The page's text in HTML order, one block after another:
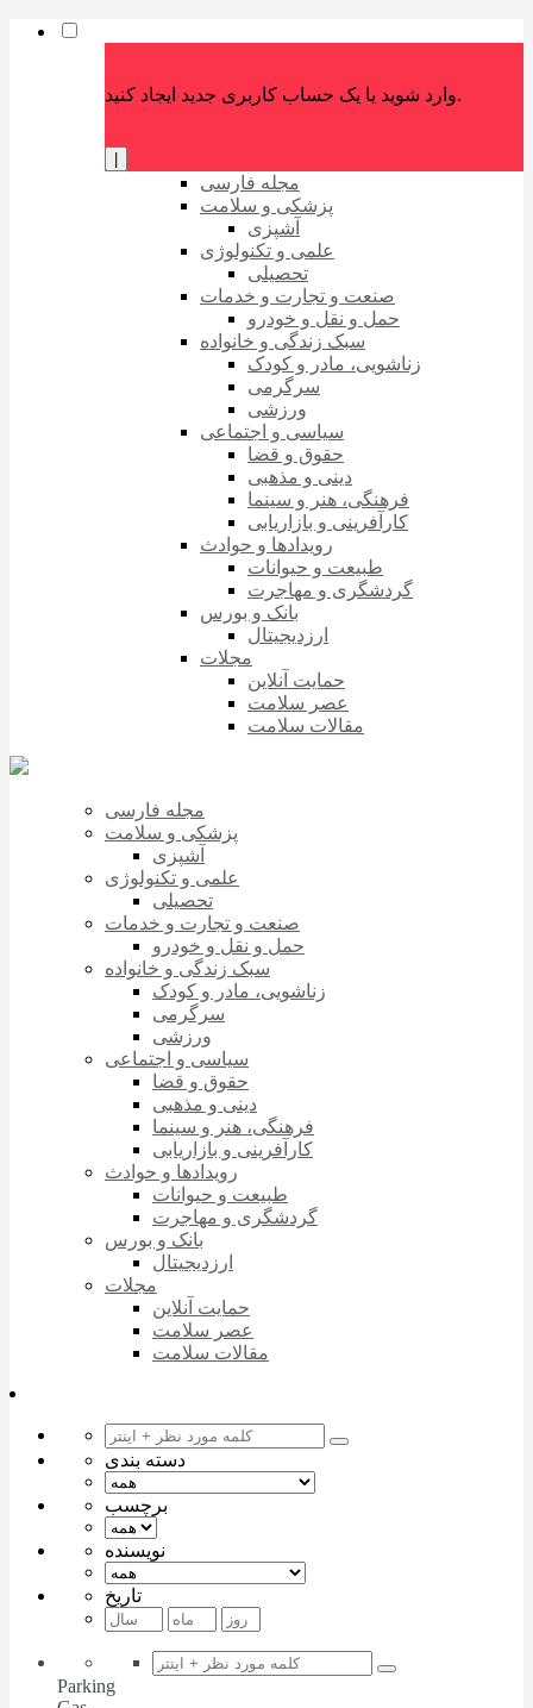
وارد شوید یا یک حساب کاربری جدید ایجاد کنید.
مجله فارسی
پزشکی و سلامت
آشپزی
علمی و تکنولوژی
تحصیلی
صنعت و تجارت و خدمات
حمل و نقل و خودرو
سبک زندگی و خانواده
زناشویی، مادر و کودک
سرگرمی
ورزشی
سیاسی و اجتماعی
حقوق و قضا
دینی و مذهبی
فرهنگی، هنر و سینما
کارآفرینی و بازاریابی
رویدادها و حوادث
طبیعت و حیوانات
گردشگری و مهاجرت
بانک و بورس
ارزدیجیتال
مجلات
حمایت آنلاین
عصر سلامت
مقالات سلامت
مجله فارسی
پزشکی و سلامت
آشپزی
علمی و تکنولوژی
تحصیلی
صنعت و تجارت و خدمات
حمل و نقل و خودرو
سبک زندگی و خانواده
زناشویی، مادر و کودک
سرگرمی
ورزشی
سیاسی و اجتماعی
حقوق و قضا
دینی و مذهبی
فرهنگی، هنر و سینما
کارآفرینی و بازاریابی
رویدادها و حوادث
طبیعت و حیوانات
گردشگری و مهاجرت
بانک و بورس
ارزدیجیتال
مجلات
حمایت آنلاین
عصر سلامت
مقالات سلامت
دسته بندی
برچسب
نویسنده
تاریخ
Parking